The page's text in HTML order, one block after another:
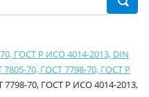
ГОСТ Р ИСО 4014-2013, DIN
70, ГОСТ 7798-70, ГОСТ Р
7798-70, ГОСТ Р ИСО 4014-2013,